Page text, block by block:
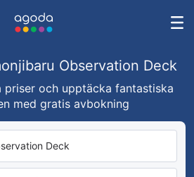
Observation Deck
och upptäcka fantastiska
med gratis avbokning
Deck